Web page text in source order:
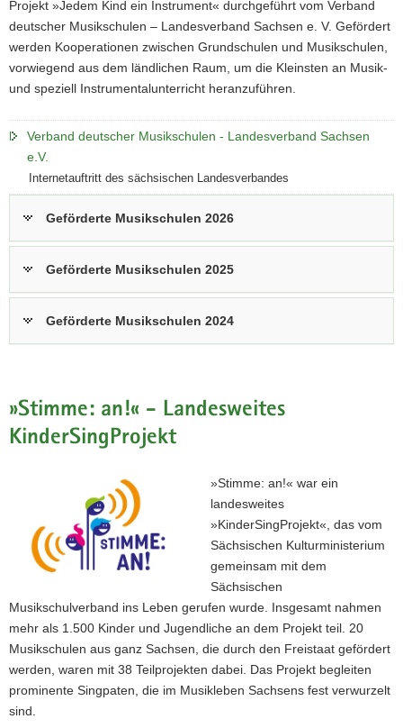
a
t
i
o
Projekt »Jedem Kind ein Instrument« durchgeführt vom Verband
deutscher Musikschulen – Landesverband Sachsen e. V. Gefördert
werden Kooperationen zwischen Grundschulen und Musikschulen,
vorwiegend aus dem ländlichen Raum, um die Kleinsten an Musik-
und speziell Instrumentalunterricht heranzuführen.
Verband deutscher Musikschulen - Landesverband Sachsen
e.V.
Internetauftritt des sächsischen Landesverbandes
Geförderte Musikschulen 2026
Geförderte Musikschulen 2025
Geförderte Musikschulen 2024
»Stimme: an!« - Landesweites
KinderSingProjekt
»Stimme: an!« war ein
landesweites
»KinderSingProjekt«, das vom
Sächsischen Kulturministerium
gemeinsam mit dem
Sächsischen
Musikschulverband ins Leben gerufen wurde. Insgesamt nahmen
mehr als 1.500 Kinder und Jugendliche an dem Projekt teil. 20
Musikschulen aus ganz Sachsen, die durch den Freistaat gefördert
werden, waren mit 38 Teilprojekten dabei. Das Projekt begleiten
prominente Singpaten, die im Musikleben Sachsens fest verwurzelt
sind.